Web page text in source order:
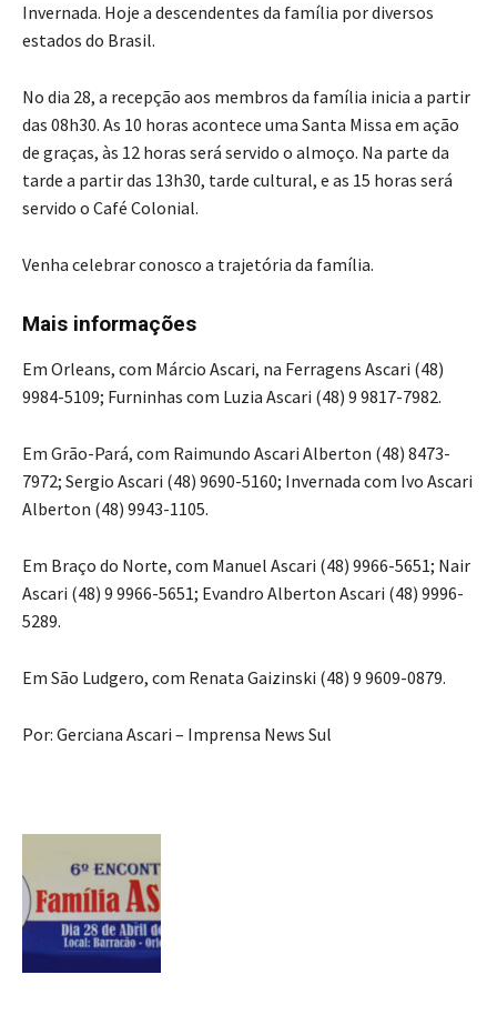
Invernada. Hoje a descendentes da família por diversos
estados do Brasil.
No dia 28, a recepção aos membros da família inicia a partir
das 08h30. As 10 horas acontece uma Santa Missa em ação
de graças, às 12 horas será servido o almoço. Na parte da
tarde a partir das 13h30, tarde cultural, e as 15 horas será
servido o Café Colonial.
Venha celebrar conosco a trajetória da família.
Mais informações
Em Orleans, com Márcio Ascari, na Ferragens Ascari (48)
9984-5109; Furninhas com Luzia Ascari (48) 9 9817-7982.
Em Grão-Pará, com Raimundo Ascari Alberton (48) 8473-
7972; Sergio Ascari (48) 9690-5160; Invernada com Ivo Ascari
Alberton (48) 9943-1105.
Em Braço do Norte, com Manuel Ascari (48) 9966-5651; Nair
Ascari (48) 9 9966-5651; Evandro Alberton Ascari (48) 9996-
5289.
Em São Ludgero, com Renata Gaizinski (48) 9 9609-0879.
Por: Gerciana Ascari – Imprensa News Sul